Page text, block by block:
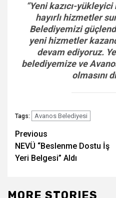
“Yeni kazıcı-
hayırlı hizmetler
Belediyemizi
yeni hizmetler
devam ediyoruz.
belediyemize ve
olmasını
Tags: Avanos Belediyesi
Post
navigation
Previous
NEVÜ “Beslenme Dostu İş
Yeri Belgesi” Aldı
MORE STORIES